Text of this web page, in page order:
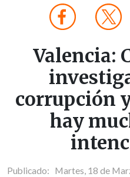
Valencia:
corrupción
hay
Publicado: Martes, 18 de